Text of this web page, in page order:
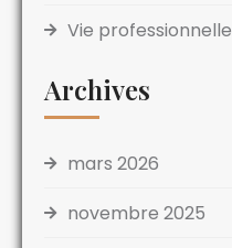
Vie professionnelle
Archives
mars 2026
novembre 2025